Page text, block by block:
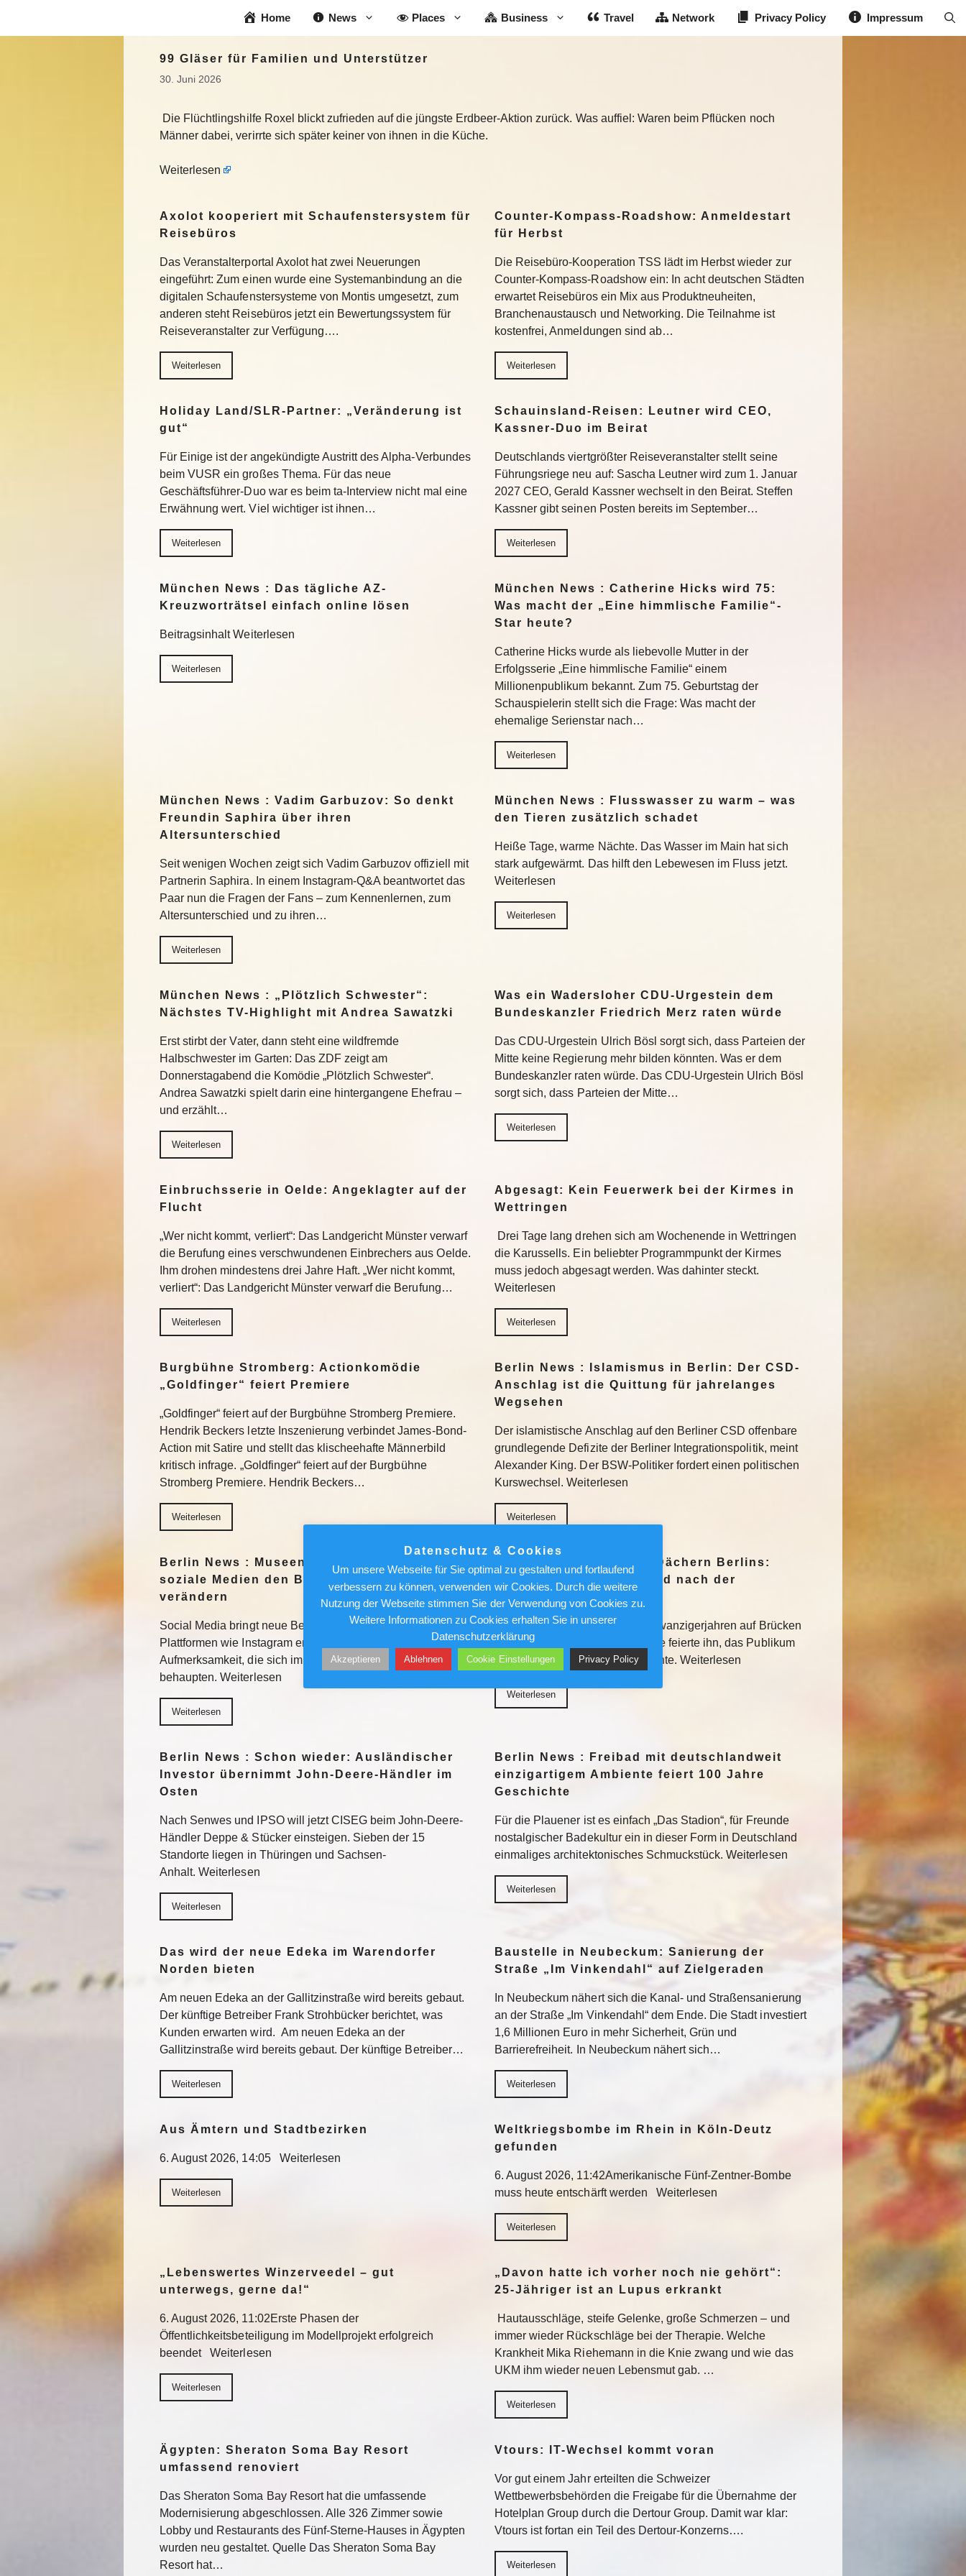
Home News Places Business Travel Network Privacy Policy Impressum
99 Gläser für Familien und Unterstützer
30. Juni 2026
Die Flüchtlingshilfe Roxel blickt zufrieden auf die jüngste Erdbeer-Aktion zurück. Was auffiel: Waren beim Pflücken noch
Männer dabei, verirrte sich später keiner von ihnen in die Küche.
Weiterlesen
Axolot kooperiert mit Schaufenstersystem für
Reisebüros
Das Veranstalterportal Axolot hat zwei Neuerungen
eingeführt: Zum einen wurde eine Systemanbindung an die
digitalen Schaufenstersysteme von Montis umgesetzt, zum
anderen steht Reisebüros jetzt ein Bewertungssystem für
Reiseveranstalter zur Verfügung….
Weiterlesen
Counter-Kompass-Roadshow: Anmeldestart
für Herbst
Die Reisebüro-Kooperation TSS lädt im Herbst wieder zur
Counter-Kompass-Roadshow ein: In acht deutschen Städten
erwartet Reisebüros ein Mix aus Produktneuheiten,
Branchenaustausch und Networking. Die Teilnahme ist
kostenfrei, Anmeldungen sind ab…
Weiterlesen
Holiday Land/SLR-Partner: „Veränderung ist
gut“
Für Einige ist der angekündigte Austritt des Alpha-Verbundes
beim VUSR ein großes Thema. Für das neue
Geschäftsführer-Duo war es beim ta-Interview nicht mal eine
Erwähnung wert. Viel wichtiger ist ihnen…
Weiterlesen
Schauinsland-Reisen: Leutner wird CEO,
Kassner-Duo im Beirat
Deutschlands viertgrößter Reiseveranstalter stellt seine
Führungsriege neu auf: Sascha Leutner wird zum 1. Januar
2027 CEO, Gerald Kassner wechselt in den Beirat. Steffen
Kassner gibt seinen Posten bereits im September…
Weiterlesen
München News : Das tägliche AZ-
Kreuzworträtsel einfach online lösen
Beitragsinhalt Weiterlesen
Weiterlesen
München News : Catherine Hicks wird 75:
Was macht der „Eine himmlische Familie“-
Star heute?
Catherine Hicks wurde als liebevolle Mutter in der
Erfolgsserie „Eine himmlische Familie“ einem
Millionenpublikum bekannt. Zum 75. Geburtstag der
Schauspielerin stellt sich die Frage: Was macht der
ehemalige Serienstar nach…
Weiterlesen
München News : Vadim Garbuzov: So denkt
Freundin Saphira über ihren
Altersunterschied
Seit wenigen Wochen zeigt sich Vadim Garbuzov offiziell mit
Partnerin Saphira. In einem Instagram-Q&A beantwortet das
Paar nun die Fragen der Fans – zum Kennenlernen, zum
Altersunterschied und zu ihren…
Weiterlesen
München News : Flusswasser zu warm – was
den Tieren zusätzlich schadet
Heiße Tage, warme Nächte. Das Wasser im Main hat sich
stark aufgewärmt. Das hilft den Lebewesen im Fluss jetzt.
Weiterlesen
Weiterlesen
München News : „Plötzlich Schwester“:
Nächstes TV-Highlight mit Andrea Sawatzki
Erst stirbt der Vater, dann steht eine wildfremde
Halbschwester im Garten: Das ZDF zeigt am
Donnerstagabend die Komödie „Plötzlich Schwester“.
Andrea Sawatzki spielt darin eine hintergangene Ehefrau –
und erzählt…
Weiterlesen
Was ein Wadersloher CDU-Urgestein dem
Bundeskanzler Friedrich Merz raten würde
Das CDU-Urgestein Ulrich Bösl sorgt sich, dass Parteien der
Mitte keine Regierung mehr bilden könnten. Was er dem
Bundeskanzler raten würde. Das CDU-Urgestein Ulrich Bösl
sorgt sich, dass Parteien der Mitte…
Weiterlesen
Einbruchsserie in Oelde: Angeklagter auf der
Flucht
„Wer nicht kommt, verliert“: Das Landgericht Münster verwarf
die Berufung eines verschwundenen Einbrechers aus Oelde.
Ihm drohen mindestens drei Jahre Haft. „Wer nicht kommt,
verliert“: Das Landgericht Münster verwarf die Berufung…
Weiterlesen
Abgesagt: Kein Feuerwerk bei der Kirmes in
Wettringen
Drei Tage lang drehen sich am Wochenende in Wettringen
die Karussells. Ein beliebter Programmpunkt der Kirmes
muss jedoch abgesagt werden. Was dahinter steckt.
Weiterlesen
Weiterlesen
Burgbühne Stromberg: Actionkomödie
„Goldfinger“ feiert Premiere
„Goldfinger“ feiert auf der Burgbühne Stromberg Premiere.
Hendrik Beckers letzte Inszenierung verbindet James-Bond-
Action mit Satire und stellt das klischeehafte Männerbild
kritisch infrage. „Goldfinger“ feiert auf der Burgbühne
Stromberg Premiere. Hendrik Beckers…
Weiterlesen
Berlin News : Islamismus in Berlin: Der CSD-
Anschlag ist die Quittung für jahrelanges
Wegsehen
Der islamistische Anschlag auf den Berliner CSD offenbare
grundlegende Defizite der Berliner Integrationspolitik, meint
Alexander King. Der BSW-Politiker fordert einen politischen
Kurswechsel. Weiterlesen
Weiterlesen
Berlin News : Museen für den Feed: Wie
soziale Medien den Blick auf Kunst
verändern
Social Media bringt neue Besucher in die Museen. Doch auf
Plattformen wie Instagram erhalten vor allem jene Motive
Aufmerksamkeit, die sich im Feed am besten
behaupten. Weiterlesen
Weiterlesen
Berlin News : Über den Dächern Berlins:
Alfred Torge und die Jagd nach der
Sensation
Ungesichert kletterte er in den Zwanzigerjahren auf Brücken
und Geschäftshäuser. Die Presse feierte ihn, das Publikum
liebte ihn – bis sein Stern verglühte. Weiterlesen
Weiterlesen
Berlin News : Schon wieder: Ausländischer
Investor übernimmt John-Deere-Händler im
Osten
Nach Senwes und IPSO will jetzt CISEG beim John-Deere-
Händler Deppe & Stücker einsteigen. Sieben der 15
Standorte liegen in Thüringen und Sachsen-
Anhalt. Weiterlesen
Weiterlesen
Berlin News : Freibad mit deutschlandweit
einzigartigem Ambiente feiert 100 Jahre
Geschichte
Für die Plauener ist es einfach „Das Stadion“, für Freunde
nostalgischer Badekultur ein in dieser Form in Deutschland
einmaliges architektonisches Schmuckstück. Weiterlesen
Weiterlesen
Das wird der neue Edeka im Warendorfer
Norden bieten
Am neuen Edeka an der Gallitzinstraße wird bereits gebaut.
Der künftige Betreiber Frank Strohbücker berichtet, was
Kunden erwarten wird. Am neuen Edeka an der
Gallitzinstraße wird bereits gebaut. Der künftige Betreiber…
Weiterlesen
Baustelle in Neubeckum: Sanierung der
Straße „Im Vinkendahl“ auf Zielgeraden
In Neubeckum nähert sich die Kanal- und Straßensanierung
an der Straße „Im Vinkendahl“ dem Ende. Die Stadt investiert
1,6 Millionen Euro in mehr Sicherheit, Grün und
Barrierefreiheit. In Neubeckum nähert sich…
Weiterlesen
Aus Ämtern und Stadtbezirken
6. August 2026, 14:05 Weiterlesen
Weiterlesen
Weltkriegsbombe im Rhein in Köln-Deutz
gefunden
6. August 2026, 11:42Amerikanische Fünf-Zentner-Bombe
muss heute entschärft werden Weiterlesen
Weiterlesen
„Lebenswertes Winzerveedel – gut
unterwegs, gerne da!“
6. August 2026, 11:02Erste Phasen der
Öffentlichkeitsbeteiligung im Modellprojekt erfolgreich
beendet Weiterlesen
Weiterlesen
„Davon hatte ich vorher noch nie gehört“:
25-Jähriger ist an Lupus erkrankt
Hautausschläge, steife Gelenke, große Schmerzen – und
immer wieder Rückschläge bei der Therapie. Welche
Krankheit Mika Riehemann in die Knie zwang und wie das
UKM ihm wieder neuen Lebensmut gab. …
Weiterlesen
Ägypten: Sheraton Soma Bay Resort
umfassend renoviert
Das Sheraton Soma Bay Resort hat die umfassende
Modernisierung abgeschlossen. Alle 326 Zimmer sowie
Lobby und Restaurants des Fünf-Sterne-Hauses in Ägypten
wurden neu gestaltet. Quelle Das Sheraton Soma Bay
Resort hat…
Vtours: IT-Wechsel kommt voran
Vor gut einem Jahr erteilten die Schweizer
Wettbewerbsbehörden die Freigabe für die Übernahme der
Hotelplan Group durch die Dertour Group. Damit war klar:
Vtours ist fortan ein Teil des Dertour-Konzerns….
Weiterlesen
Datenschutz & Cookies
Um unsere Webseite für Sie optimal zu gestalten und fortlaufend
verbessern zu können, verwenden wir Cookies. Durch die weitere
Nutzung der Webseite stimmen Sie der Verwendung von Cookies zu.
Weitere Informationen zu Cookies erhalten Sie in unserer
Datenschutzerklärung
Akzeptieren Ablehnen Cookie Einstellungen Privacy Policy